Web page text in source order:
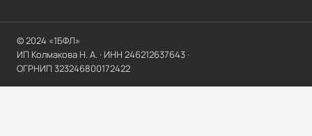
© 2024 «1БФЛ»
ИП Колмакова Н. А. · ИНН 246212637643 ·
ОГРНИП 323246800172422